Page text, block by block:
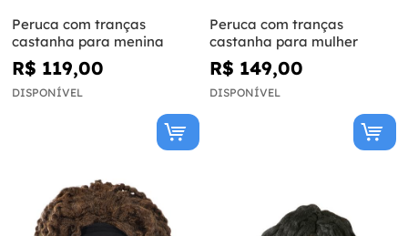
Peruca com tranças
castanha para menina
R$ 119,00
DISPONÍVEL
Peruca com tranças
castanha para mulher
R$ 149,00
DISPONÍVEL